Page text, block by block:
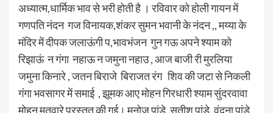
अध्यात्म,धार्मिक भाव से भरी होती है । रविवार को होली गायन में
गणपति नंदन गज विनायक,शंकर सुमन भवानी के नंदन ,, मय्या के
मंदिर में दीपक जलाऊंगी प,भावभंजन गुन गऊ अपने श्याम को
रिझाऊं न गंगा नहाऊ न जमुना नहाउ , आज बाजी री मुरलिया
जमुना किनारे , जतन बिराजे बिराजत रंग शिव की जटा से निकली
गंगा भवसागर में समाई , झूमक आए मोहन गिरधारी श्याम सुंदरवावा
मोहन मतवारे प्रस्तुत की गई। मनोज पांडे ,सतीश पांडे ,वंदना पांडे